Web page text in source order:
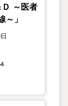
Ｄ ～医者
～」